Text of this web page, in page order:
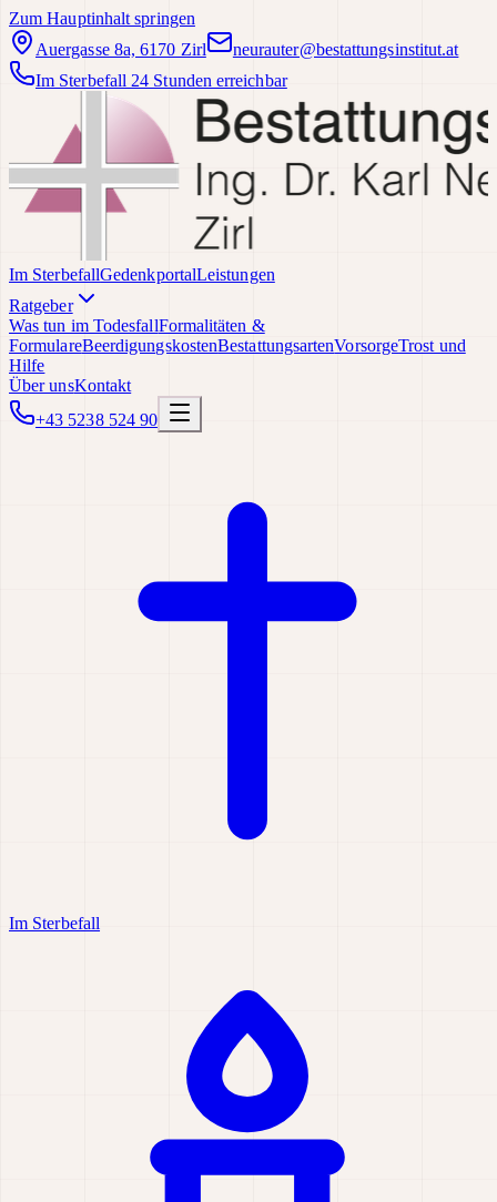
Zum Hauptinhalt springen
Auergasse 8a, 6170 Zirl
neurauter@bestattungsinstitut.at
Im Sterbefall 24 Stunden erreichbar
Im SterbefallGedenkportalLeistungen
Ratgeber
Was tun im TodesfallFormalitäten &
FormulareBeerdigungskostenBestattungsartenVorsorgeTrost und
Hilfe
Über unsKontakt
+43 5238 524 90
Im Sterbefall